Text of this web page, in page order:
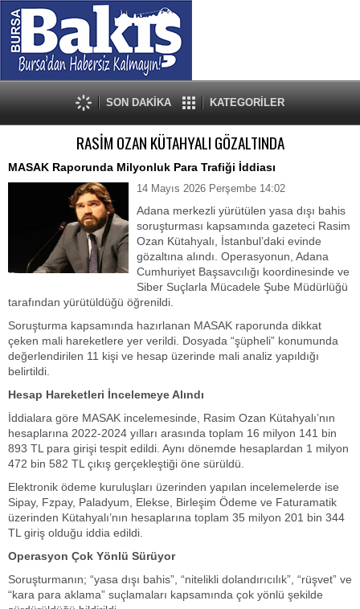
SON DAKİKA KATEGORİLER
RASİM OZAN KÜTAHYALI GÖZALTINDA
MASAK Raporunda Milyonluk Para Trafiği İddiası
14 Mayıs 2026 Perşembe 14:02
Adana merkezli yürütülen yasa dışı bahis
soruşturması kapsamında gazeteci Rasim
Ozan Kütahyalı, İstanbul’daki evinde
gözaltına alındı. Operasyonun, Adana
Cumhuriyet Başsavcılığı koordinesinde ve
Siber Suçlarla Mücadele Şube Müdürlüğü
tarafından yürütüldüğü öğrenildi.
Soruşturma kapsamında hazırlanan MASAK raporunda dikkat
çeken mali hareketlere yer verildi. Dosyada “şüpheli” konumunda
değerlendirilen 11 kişi ve hesap üzerinde mali analiz yapıldığı
belirtildi.
Hesap Hareketleri İncelemeye Alındı
İddialara göre MASAK incelemesinde, Rasim Ozan Kütahyalı’nın
hesaplarına 2022-2024 yılları arasında toplam 16 milyon 141 bin
893 TL para girişi tespit edildi. Aynı dönemde hesaplardan 1 milyon
472 bin 582 TL çıkış gerçekleştiği öne sürüldü.
Elektronik ödeme kuruluşları üzerinden yapılan incelemelerde ise
Sipay, Fzpay, Paladyum, Elekse, Birleşim Ödeme ve Faturamatik
üzerinden Kütahyalı’nın hesaplarına toplam 35 milyon 201 bin 344
TL giriş olduğu iddia edildi.
Operasyon Çok Yönlü Sürüyor
Soruşturmanın; “yasa dışı bahis”, “nitelikli dolandırıcılık”, “rüşvet” ve
“kara para aklama” suçlamaları kapsamında çok yönlü şekilde